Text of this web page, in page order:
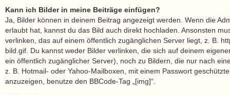
Kann ich Bilder in meine Beiträge einfügen?
Ja, Bilder können in deinem Beitrag angezeigt werden. Wenn die
erlaubt hat, kannst du das Bild auch direkt hochladen. Ansonsten
verlinken, das auf einem öffentlich zugänglichen Server liegt, z. B.
bild.gif. Du kannst weder Bilder verlinken, die sich auf deinem
ein öffentlich zugänglicher Server), noch zu Bildern, die nur nach
z. B. Hotmail- oder Yahoo-Mailboxen, mit einem Passwort
anzuzeigen, benutze den BBCode-Tag „[img]“.